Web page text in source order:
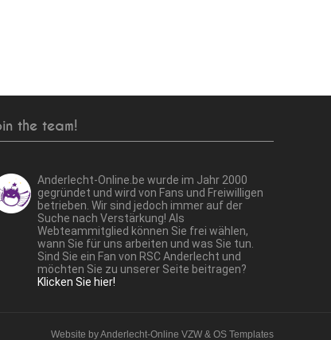
the team!
Anderlecht-Online.be wurde im Jahr 2000
gegründet und wird von Fans und Freiwilligen
betrieben. Wir sind jedoch immer auf der
Suche nach Verstärkung! Als
Webteammitglied können Sie frei wählen,
wann Sie für uns arbeiten und was Sie tun.
Sind Sie ein Fan von RSC Anderlecht und
möchten Sie zu unserer Seite beitragen?
Klicken Sie hier!
Website byAnderlecht-Online VZW & OS Templates